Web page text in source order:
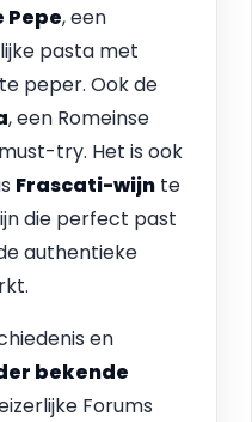
Pepe, een
pasta met
peper. Ook de
, een Romeinse
try. Het is ook
Frascati-wijn te
die perfect past
authentieke
en
bekende
Forums